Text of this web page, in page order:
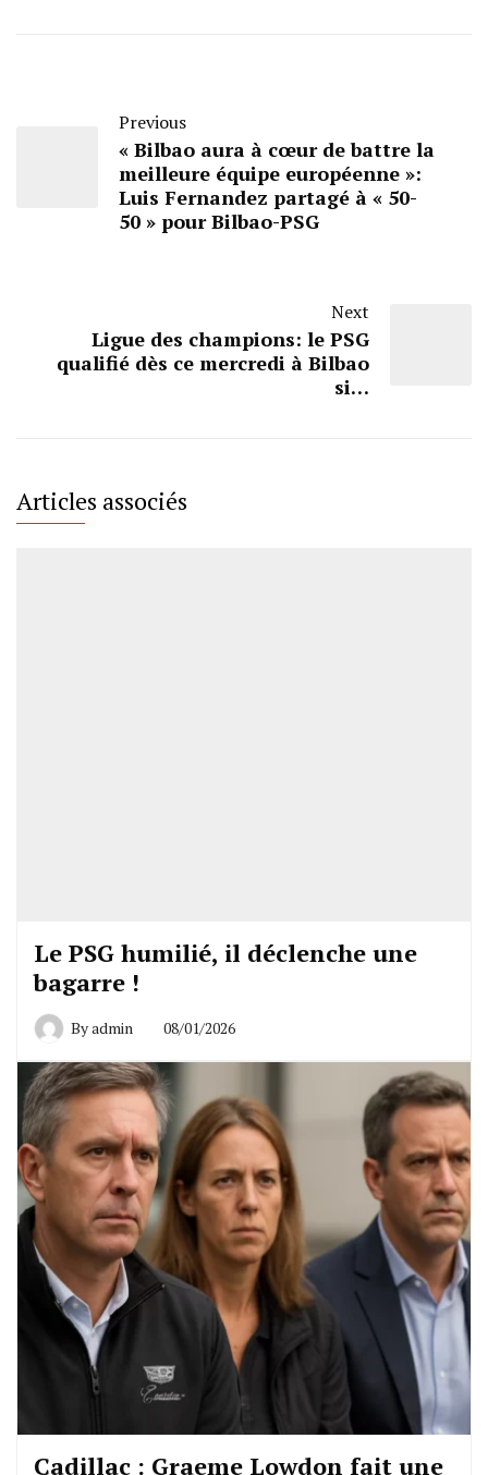
Previous
« Bilbao aura à cœur de battre la
meilleure équipe européenne »:
Luis Fernandez partagé à « 50-
50 » pour Bilbao-PSG
Next
Ligue des champions: le PSG
qualifié dès ce mercredi à Bilbao
si…
Articles associés
Le PSG humilié, il déclenche une
bagarre !
Byadmin 08/01/2026
Cadillac : Graeme Lowdon fait une